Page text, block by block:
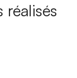
réalisés